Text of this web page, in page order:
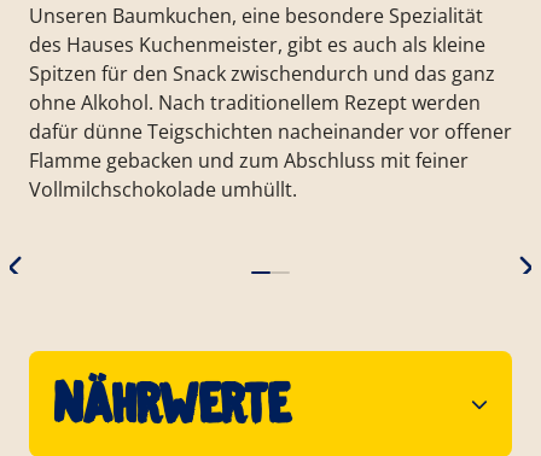
Unseren Baumkuchen, eine besondere Spezialität
des Hauses Kuchenmeister, gibt es auch als kleine
Spitzen für den Snack zwischendurch und das ganz
ohne Alkohol. Nach traditionellem Rezept werden
dafür dünne Teigschichten nacheinander vor offener
Flamme gebacken und zum Abschluss mit feiner
Vollmilchschokolade umhüllt.
Nährwerte